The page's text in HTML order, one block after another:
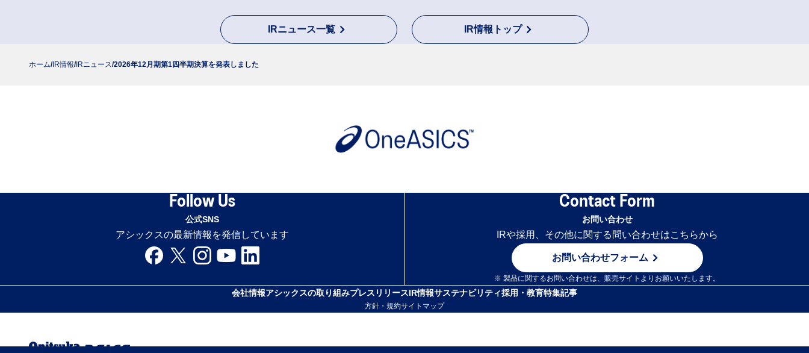
IRニュース一覧 IR情報トップ
ホーム IR情報 IRニュース 2026年12月期第1四半期決算を発表しました
Follow Us
公式SNS
アシックスの最新情報を発信しています
Contact Form
お問い合わせ
IRや採用、その他に関する問い合わせはこちらから
お問い合わせフォーム
※ 製品に関するお問い合わせは、販売サイトよりお願いいたします。
会社情報アシックスの取り組みプレスリリースIR情報サステナビリティ採用・教育特集記事
方針・規約サイトマップ